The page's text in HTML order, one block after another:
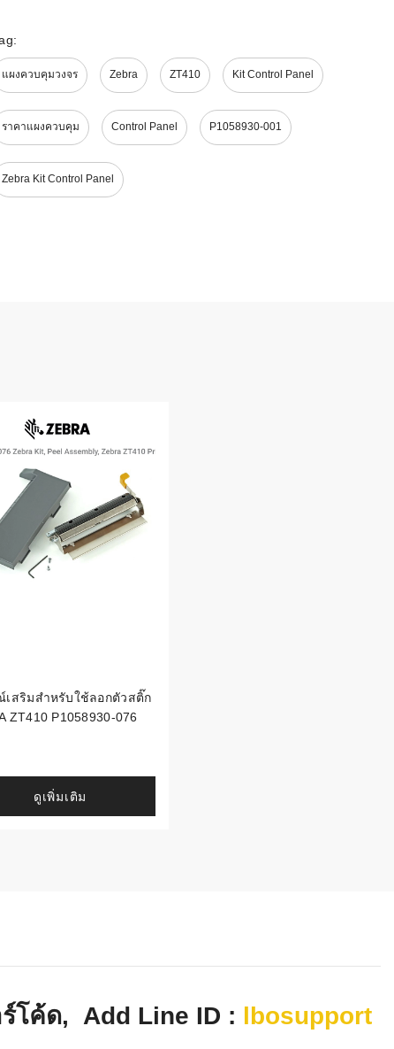
แผงควบคุมวงจร Zebra ZT410 Kit Control Panel
ราคาแผงควบคุม Control Panel P1058930-001
Zebra Kit Control Panel
เสริมสำหรับใช้ลอกตัวสติ๊ก
ZT410 P1058930-076
ดูเพิ่มเติม
โค้ด, Add Line ID : lbosupport